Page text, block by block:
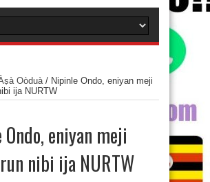
Oòduà/ Nipinle Ondo, eniyan meji
ija NURTW
eniyan meji
nibi ija NURTW